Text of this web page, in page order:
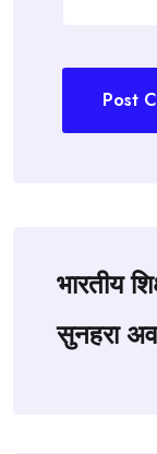
Post
भारतीय
सुनहरा